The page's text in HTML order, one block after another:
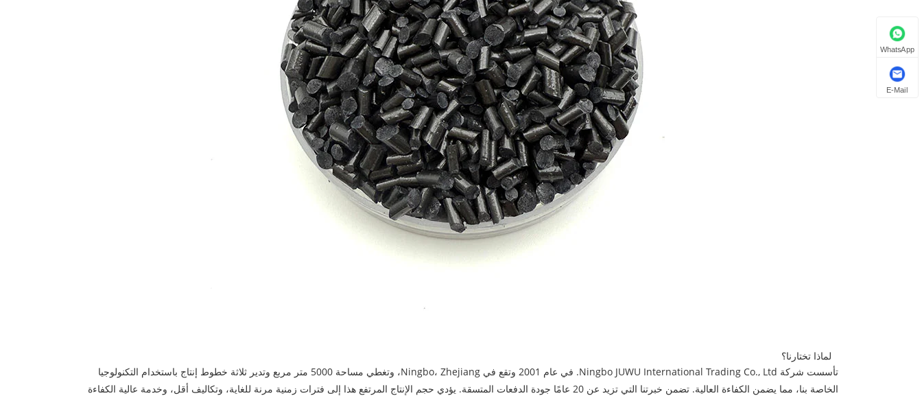
لماذا تختارنا؟
تأسست شركة Ningbo JUWU International Trading Co., Ltd. في عام 2001 وتقع في Ningbo، Zhejiang، وتغطي مساحة 5000 متر مربع وتدير ثلاثة خطوط إنتاج باستخدام التكنولوجيا
الخاصة بنا، مما يضمن الكفاءة العالية. تضمن خبرتنا التي تزيد عن 20 عامًا جودة الدفعات المتسقة. يؤدي حجم الإنتاج المرتفع هذا إلى فترات زمنية مرنة للغاية، وتكاليف أقل، وخدمة عالية الكفاءة
WhatsApp
E-Mail